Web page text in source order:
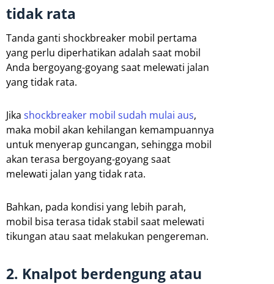
tidak rata
Tanda ganti shockbreaker mobil pertama
yang perlu diperhatikan adalah saat mobil
Anda bergoyang-goyang saat melewati jalan
yang tidak rata.
Jika shockbreaker mobil sudah mulai aus,
maka mobil akan kehilangan kemampuannya
untuk menyerap guncangan, sehingga mobil
akan terasa bergoyang-goyang saat
melewati jalan yang tidak rata.
Bahkan, pada kondisi yang lebih parah,
mobil bisa terasa tidak stabil saat melewati
tikungan atau saat melakukan pengereman.
2. Knalpot berdengung atau